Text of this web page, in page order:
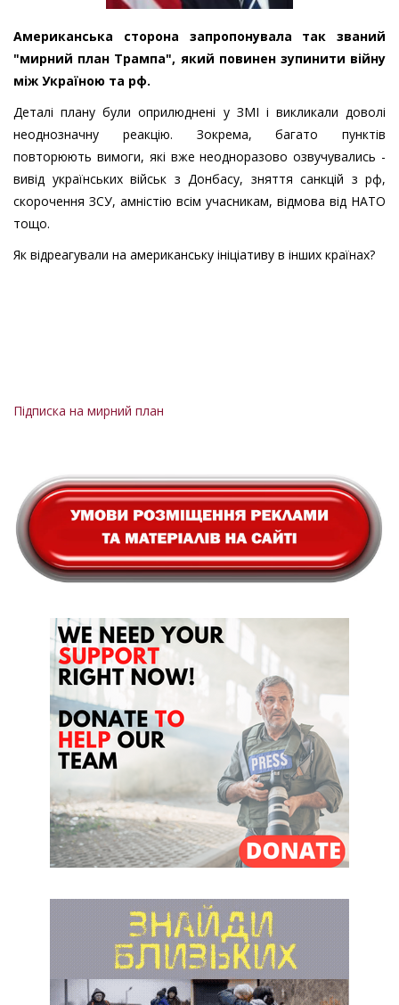
Американська сторона запропонувала так званий
"мирний план Трампа", який повинен зупинити війну
між Україною та рф.
Деталі плану були оприлюднені у ЗМІ і викликали доволі
неоднозначну реакцію. Зокрема, багато пунктів
повторюють вимоги, які вже неодноразово озвучувались -
вивід українських військ з Донбасу, зняття санкцій з рф,
скорочення ЗСУ, амністію всім учасникам, відмова від НАТО
тощо.
Як відреагували на американську ініціативу в інших країнах?
Підписка на мирний план